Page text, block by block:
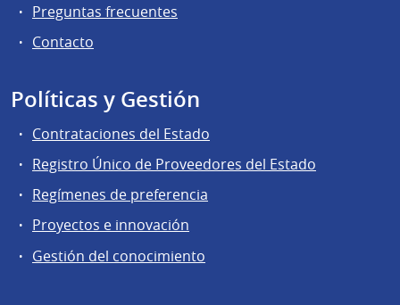
Preguntas frecuentes
Contacto
Políticas y Gestión
Contrataciones del Estado
Registro Único de Proveedores del Estado
Regímenes de preferencia
Proyectos e innovación
Gestión del conocimiento